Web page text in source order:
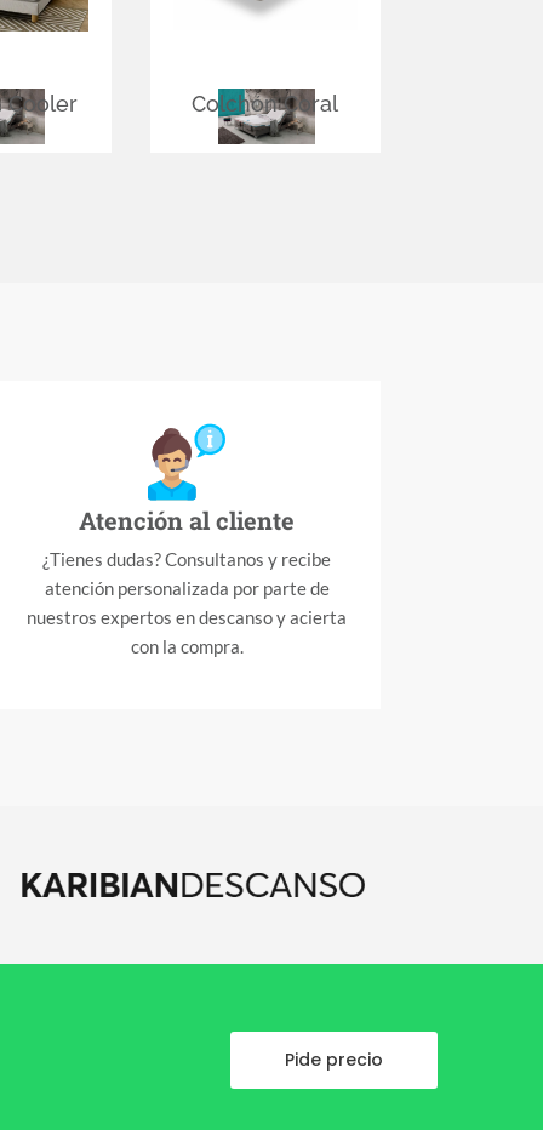
Cooler Colchón Coral
Atención al cliente
¿Tienes dudas? Consultanos y recibe
atención personalizada por parte de
nuestros expertos en descanso y acierta
con la compra.
Pide precio